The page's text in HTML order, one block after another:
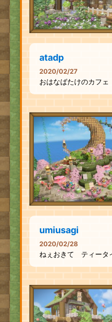
atadp
2020/02/27
おはなばたけのカフェ
umiusagi
2020/02/28
ねぇおきて ティータ